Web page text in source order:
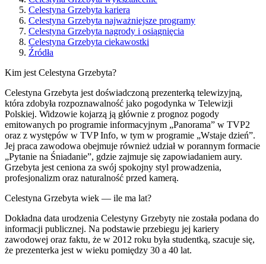
Celestyna Grzebyta kariera
Celestyna Grzebyta najważniejsze programy
Celestyna Grzebyta nagrody i osiągnięcia
Celestyna Grzebyta ciekawostki
Źródła
Kim jest Celestyna Grzebyta?
Celestyna Grzebyta jest doświadczoną prezenterką telewizyjną,
która zdobyła rozpoznawalność jako pogodynka w Telewizji
Polskiej. Widzowie kojarzą ją głównie z prognoz pogody
emitowanych po programie informacyjnym „Panorama” w TVP2
oraz z występów w TVP Info, w tym w programie „Wstaje dzień”.
Jej praca zawodowa obejmuje również udział w porannym formacie
„Pytanie na Śniadanie”, gdzie zajmuje się zapowiadaniem aury.
Grzebyta jest ceniona za swój spokojny styl prowadzenia,
profesjonalizm oraz naturalność przed kamerą.
Celestyna Grzebyta wiek — ile ma lat?
Dokładna data urodzenia Celestyny Grzebyty nie została podana do
informacji publicznej. Na podstawie przebiegu jej kariery
zawodowej oraz faktu, że w 2012 roku była studentką, szacuje się,
że prezenterka jest w wieku pomiędzy 30 a 40 lat.